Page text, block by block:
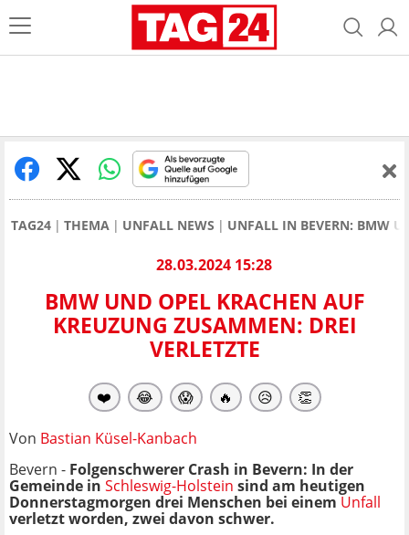
TAG24 THEMA UNFALL NEWS UNFALL IN BEVERN: BMW
28.03.2024 15:28
BMW UND OPEL KRACHEN AUF
KREUZUNG ZUSAMMEN: DREI
VERLETZTE
❤️ 😂 😱 🔥 😥 👏
Von Bastian Küsel-Kanbach
Bevern - Folgenschwerer Crash in Bevern: In der
Gemeinde in Schleswig-Holstein sind am heutigen
Donnerstagmorgen drei Menschen bei einem Unfall
verletzt worden, zwei davon schwer.